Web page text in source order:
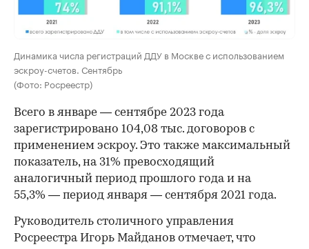
Динамика числа регистраций ДДУ в Москве с использованием
эскроу-счетов. Сентябрь
(Фото: Росреестр)
Всего в январе — сентябре 2023 года
зарегистрировано 104,08 тыс. договоров с
применением эскроу. Это также максимальный
показатель, на 31% превосходящий
аналогичный период прошлого года и на
55,3% — период января — сентября 2021 года.
Руководитель столичного управления
Росреестра Игорь Майданов отмечает, что